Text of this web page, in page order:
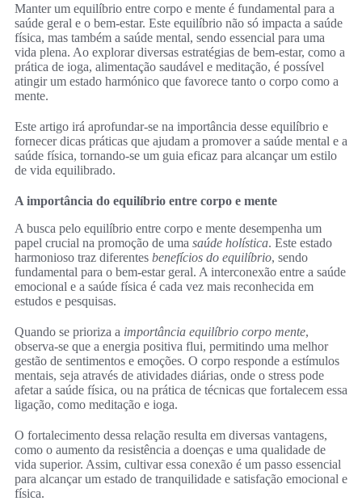
Manter um equilíbrio entre corpo e mente é fundamental para a
saúde geral e o bem-estar. Este equilíbrio não só impacta a saúde
física, mas também a saúde mental, sendo essencial para uma
vida plena. Ao explorar diversas estratégias de bem-estar, como a
prática de ioga, alimentação saudável e meditação, é possível
atingir um estado harmónico que favorece tanto o corpo como a
mente.
Este artigo irá aprofundar-se na importância desse equilíbrio e
fornecer dicas práticas que ajudam a promover a saúde mental e a
saúde física, tornando-se um guia eficaz para alcançar um estilo
de vida equilibrado.
A importância do equilíbrio entre corpo e mente
A busca pelo equilíbrio entre corpo e mente desempenha um
papel crucial na promoção de uma saúde holística. Este estado
harmonioso traz diferentes benefícios do equilíbrio, sendo
fundamental para o bem-estar geral. A interconexão entre a saúde
emocional e a saúde física é cada vez mais reconhecida em
estudos e pesquisas.
Quando se prioriza a importância equilíbrio corpo mente,
observa-se que a energia positiva flui, permitindo uma melhor
gestão de sentimentos e emoções. O corpo responde a estímulos
mentais, seja através de atividades diárias, onde o stress pode
afetar a saúde física, ou na prática de técnicas que fortalecem essa
ligação, como meditação e ioga.
O fortalecimento dessa relação resulta em diversas vantagens,
como o aumento da resistência a doenças e uma qualidade de
vida superior. Assim, cultivar essa conexão é um passo essencial
para alcançar um estado de tranquilidade e satisfação emocional e
física.